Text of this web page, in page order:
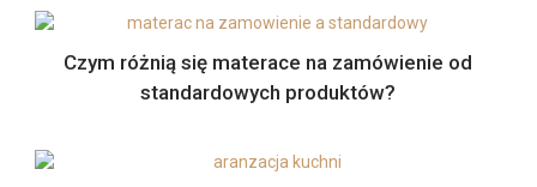
Czym różnią się materace na zamówienie od
standardowych produktów?